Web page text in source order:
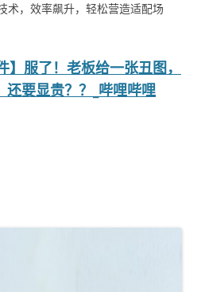
术，效率飙升，轻松营造适配场
】服了！老板给一张丑图，
要显贵？？_哔哩哔哩